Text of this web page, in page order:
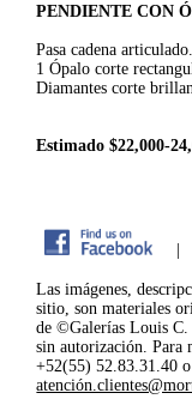
PENDIENTE CON
Pasa cadena
1 Ópalo corte
Diamantes corte
Estimado $22,000-
Las imágenes,
sitio, son materiales
de ©Galerías Louis C.
sin autorización. Para
+52(55) 52.83.31.40